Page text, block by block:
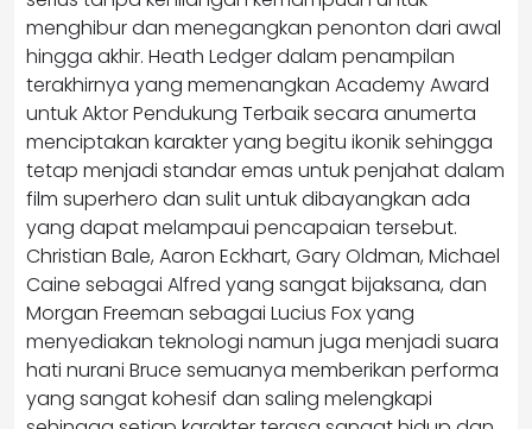
menghibur dan menegangkan penonton dari awal
hingga akhir. Heath Ledger dalam penampilan
terakhirnya yang memenangkan Academy Award
untuk Aktor Pendukung Terbaik secara anumerta
menciptakan karakter yang begitu ikonik sehingga
tetap menjadi standar emas untuk penjahat dalam
film superhero dan sulit untuk dibayangkan ada
yang dapat melampaui pencapaian tersebut.
Christian Bale, Aaron Eckhart, Gary Oldman, Michael
Caine sebagai Alfred yang sangat bijaksana, dan
Morgan Freeman sebagai Lucius Fox yang
menyediakan teknologi namun juga menjadi suara
hati nurani Bruce semuanya memberikan performa
yang sangat kohesif dan saling melengkapi